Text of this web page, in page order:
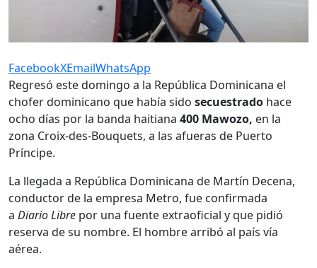
FacebookXEmailWhatsApp
Regresó este domingo a la República Dominicana el
chofer dominicano que había sido secuestrado hace
ocho días por la banda haitiana 400 Mawozo, en la
zona Croix-des-Bouquets, a las afueras de Puerto
Príncipe.
La llegada a República Dominicana de Martín Decena,
conductor de la empresa Metro, fue confirmada
a Diario Libre por una fuente extraoficial y que pidió
reserva de su nombre. El hombre arribó al país vía
aérea.